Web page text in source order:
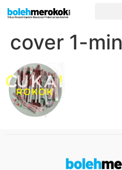
cover 1-min